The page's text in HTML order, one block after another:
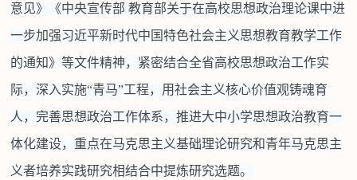
意见》《中央宣传部 教育部关于在高校思想政治理论课中进
一步加强习近平新时代中国特色社会主义思想教育教学工作
的通知》等文件精神，紧密结合全省高校思想政治工作实
际，深入实施“青马”工程，用社会主义核心价值观铸魂育
人，完善思想政治工作体系，推进大中小学思想政治教育一
体化建设，重点在马克思主义基础理论研究和青年马克思主
义者培养实践研究相结合中提炼研究选题。